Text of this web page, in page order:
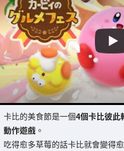
卡比的美食節是一個4個卡比彼此
動作遊戲 。
吃得愈多草莓的話卡比就會變得